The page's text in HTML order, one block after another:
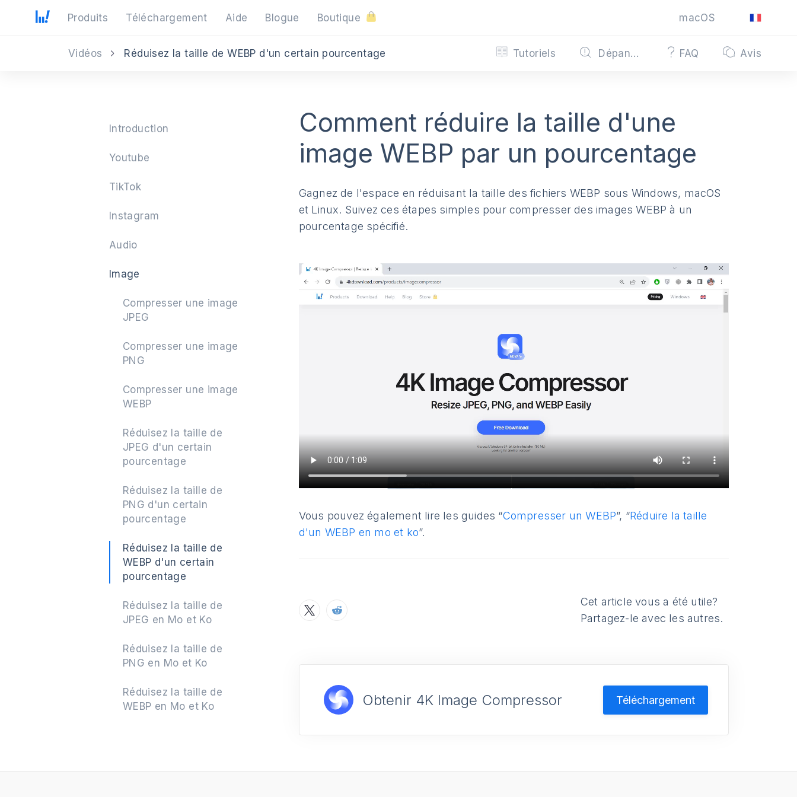
Produits Téléchargement Aide Blogue Boutique macOS
Vidéos Réduisez la taille de WEBP d'un certain pourcentage Tutoriels Dépannage FAQ Avis
Introduction
Youtube
TikTok
Instagram
Audio
Image
Compresser une image
JPEG
Compresser une image
PNG
Compresser une image
WEBP
Réduisez la taille de
JPEG d'un certain
pourcentage
Réduisez la taille de
PNG d'un certain
pourcentage
Réduisez la taille de
WEBP d'un certain
pourcentage
Réduisez la taille de
JPEG en Mo et Ko
Réduisez la taille de
PNG en Mo et Ko
Réduisez la taille de
WEBP en Mo et Ko
Comment réduire la taille d'une
image WEBP par un pourcentage
Gagnez de l'espace en réduisant la taille des fichiers WEBP sous Windows, macOS
et Linux. Suivez ces étapes simples pour compresser des images WEBP à un
pourcentage spécifié.
Vous pouvez également lire les guides “Compresser un WEBP”, “Réduire la taille
d'un WEBP en mo et ko”.
Cet article vous a été utile?
Partagez-le avec les autres.
Obtenir 4K Image Compressor Téléchargement